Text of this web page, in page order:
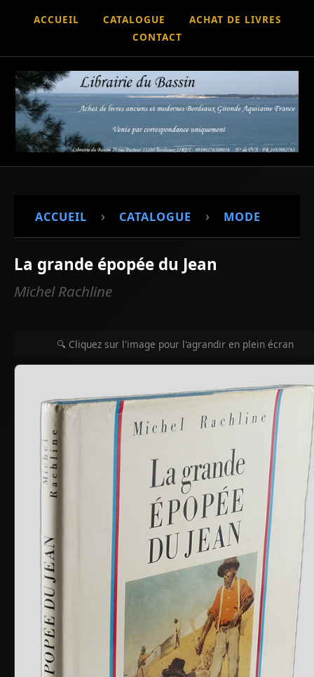
ACCUEIL CATALOGUE
ACHAT DE LIVRES
CONTACT
ACCUEIL › CATALOGUE › MODE
La grande épopée du Jean
Michel Rachline
🔍 Cliquez sur l'image pour l'agrandir en plein écran